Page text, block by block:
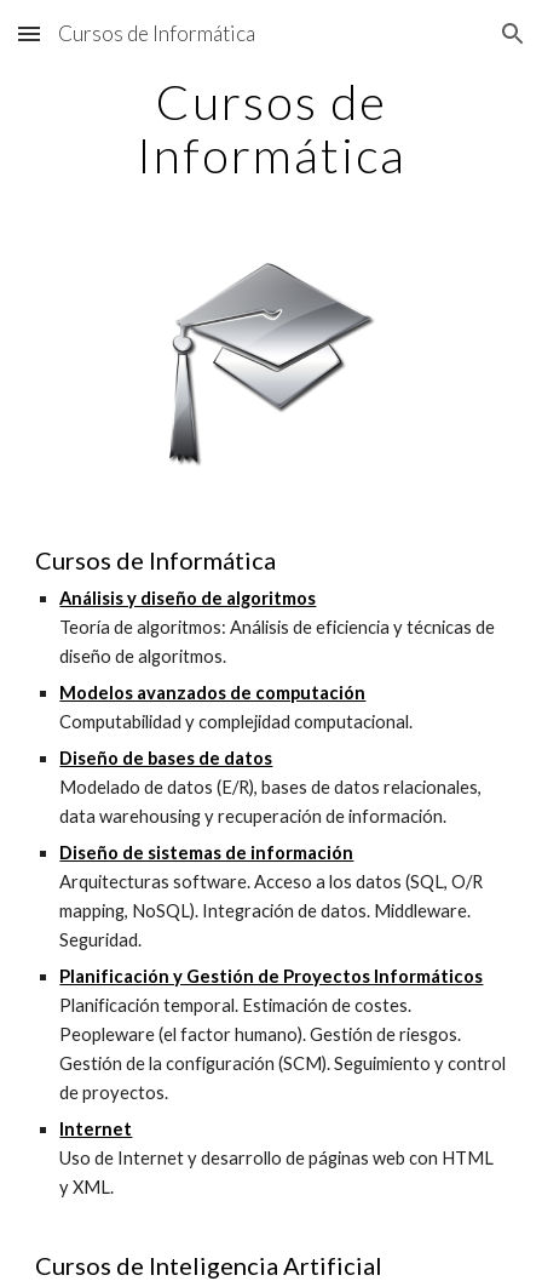
Skip to main content Skip to navigation
Cursos de Informática
Cursos de
Informática
Cursos de Informática
Análisis y diseño de algoritmos
Teoría de algoritmos: Análisis de eficiencia y técnicas de
diseño de algoritmos.
Modelos avanzados de computación
Computabilidad y complejidad computacional.
Diseño de bases de datos
Modelado de datos (E/R), bases de datos relacionales,
data warehousing y recuperación de información.
Diseño de sistemas de información
Arquitecturas software. Acceso a los datos (SQL, O/R
mapping, NoSQL). Integración de datos. Middleware.
Seguridad.
Planificación y Gestión de Proyectos Informáticos
Planificación temporal. Estimación de costes.
Peopleware (el factor humano). Gestión de riesgos.
Gestión de la configuración (SCM). Seguimiento y control
de proyectos.
Internet
Uso de Internet y desarrollo de páginas web con HTML
y XML.
Cursos de Inteligencia Artificial